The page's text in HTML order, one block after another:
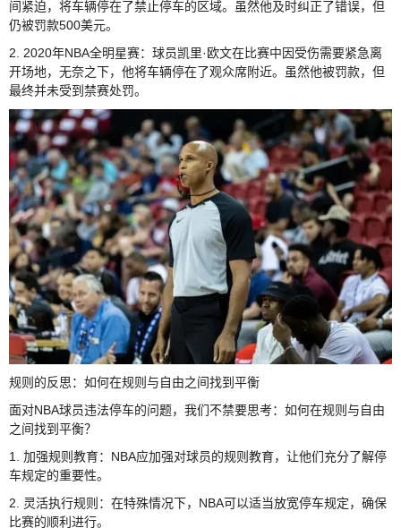
间紧迫，将车辆停在了禁止停车的区域。虽然他及时纠正了错误，但
仍被罚款500美元。
2. 2020年NBA全明星赛：球员凯里·欧文在比赛中因受伤需要紧急离
开场地，无奈之下，他将车辆停在了观众席附近。虽然他被罚款，但
最终并未受到禁赛处罚。
规则的反思：如何在规则与自由之间找到平衡
面对NBA球员违法停车的问题，我们不禁要思考：如何在规则与自由
之间找到平衡？
1. 加强规则教育：NBA应加强对球员的规则教育，让他们充分了解停
车规定的重要性。
2. 灵活执行规则：在特殊情况下，NBA可以适当放宽停车规定，确保
比赛的顺利进行。